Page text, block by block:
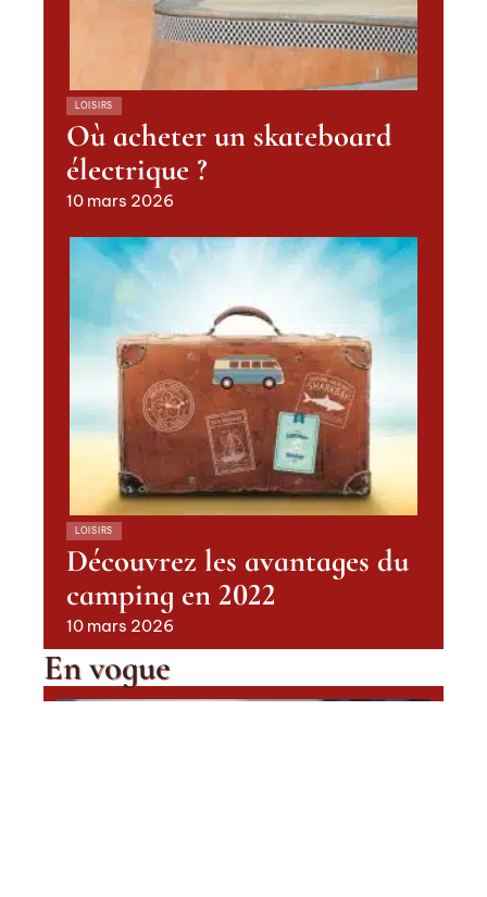
LOISIRS
Où acheter un skateboard
électrique ?
10 mars 2026
LOISIRS
Découvrez les avantages du
camping en 2022
10 mars 2026
En vogue